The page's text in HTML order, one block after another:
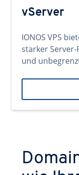
vServer
IONOS VPS
starker
und